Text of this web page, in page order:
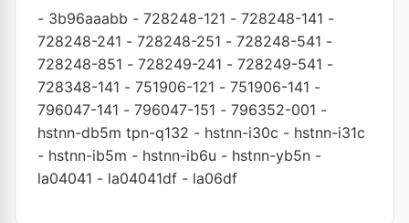
- 3b96aaabb - 728248-121 - 728248-141 -
728248-241 - 728248-251 - 728248-541 -
728248-851 - 728249-241 - 728249-541 -
728348-141 - 751906-121 - 751906-141 -
796047-141 - 796047-151 - 796352-001 -
hstnn-db5m tpn-q132 - hstnn-i30c - hstnn-i31c
- hstnn-ib5m - hstnn-ib6u - hstnn-yb5n -
la04041 - la04041df - la06df